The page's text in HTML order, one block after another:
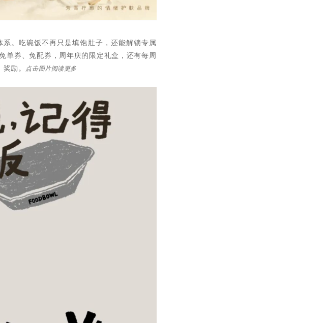
。吃碗饭不再只是填饱肚子，还能解锁专属
券、免配券，周年庆的限定礼盒，还有每周
励。 点击图片阅读更多